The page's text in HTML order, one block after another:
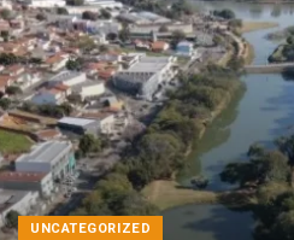
UNCATEGORIZED